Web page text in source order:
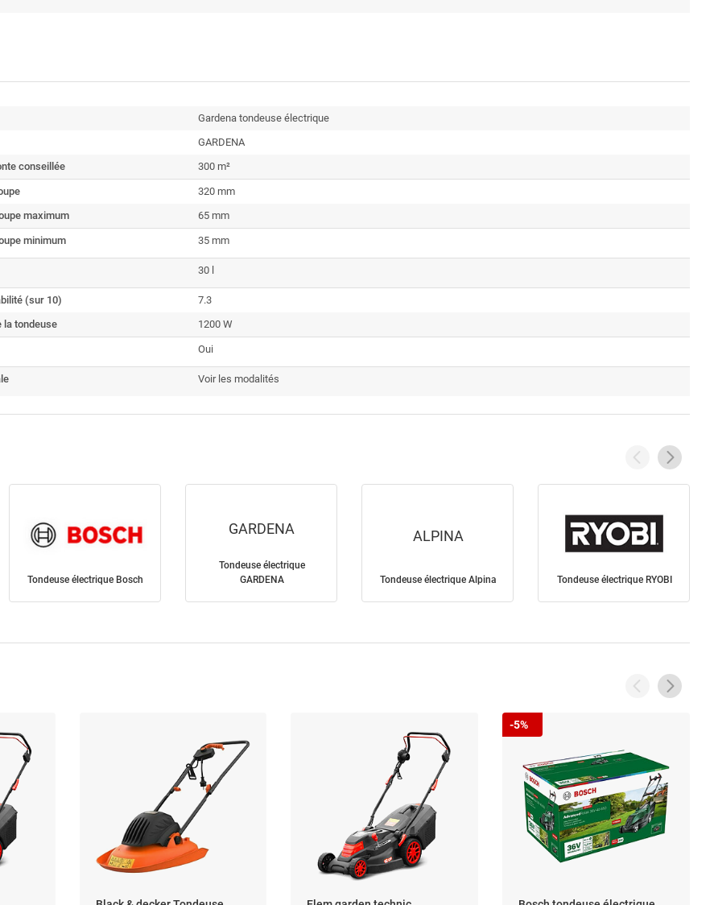
Gardena tondeuse électrique
GARDENA
conseillée
300 m²
320 mm
maximum
65 mm
minimum 35 mm
30 l
(sur 10)
7.3
la tondeuse
1200 W
Oui
Voir les modalités
Tondeuse électrique Bosch
GARDENA
Tondeuse électrique
GARDENA
ALPINA
Tondeuse électrique Alpina Tondeuse électrique RYOBI
-5%